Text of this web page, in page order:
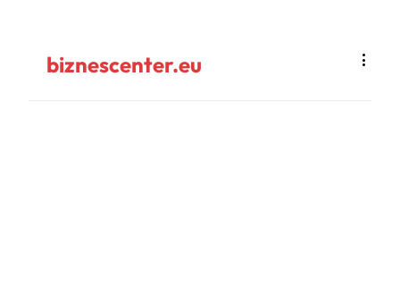
biznescenter.eu